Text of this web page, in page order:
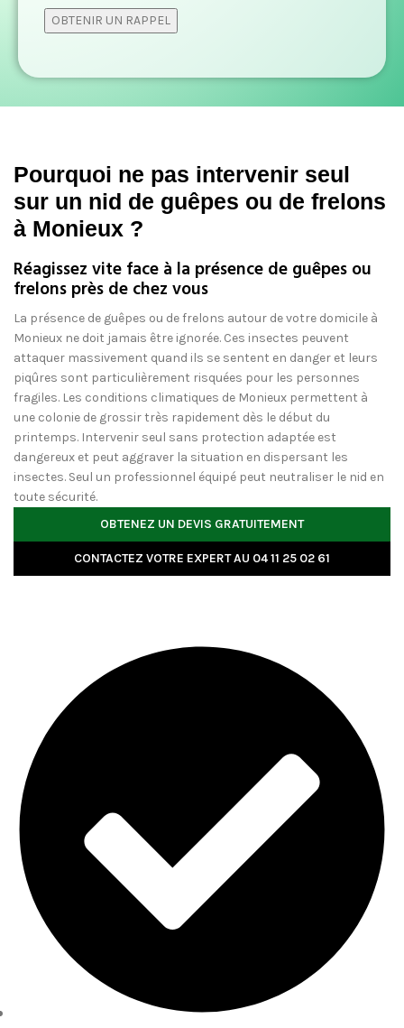
Pourquoi ne pas intervenir seul
sur un nid de guêpes ou de frelons
à Monieux ?
Réagissez vite face à la présence de guêpes ou
frelons près de chez vous
La présence de guêpes ou de frelons autour de votre domicile à
Monieux ne doit jamais être ignorée. Ces insectes peuvent
attaquer massivement quand ils se sentent en danger et leurs
piqûres sont particulièrement risquées pour les personnes
fragiles. Les conditions climatiques de Monieux permettent à
une colonie de grossir très rapidement dès le début du
printemps. Intervenir seul sans protection adaptée est
dangereux et peut aggraver la situation en dispersant les
insectes. Seul un professionnel équipé peut neutraliser le nid en
toute sécurité.
OBTENEZ UN DEVIS GRATUITEMENT
CONTACTEZ VOTRE EXPERT AU 04 11 25 02 61